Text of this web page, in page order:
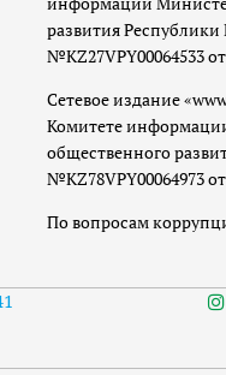
развития Республики
№KZ27VPY00064533
Сетевое издание
Комитете
общественного
№KZ78VPY00064973
По вопросам